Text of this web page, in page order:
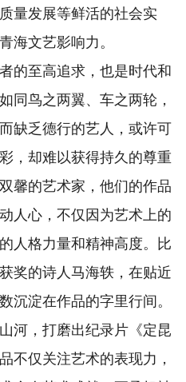
量发展等鲜活的社会实
海文艺影响力。
至高追求，也是时代和
同鸟之两翼、车之两轮，
缺乏德行的艺人，或许可
，却难以获得持久的尊重
馨的艺术家，他们的作品
人心，不仅因为艺术上的
人格力量和精神高度。比
奖的诗人马海轶，在贴近
沉淀在作品的字里行间。
河，打磨出纪录片《定昆
不仅关注艺术的表现力，